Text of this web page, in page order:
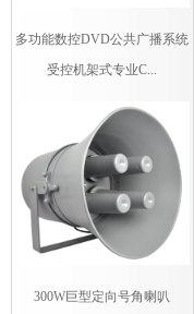
多功能数控DVD公共广播系统
受控机架式专业C...
300W巨型定向号角喇叭